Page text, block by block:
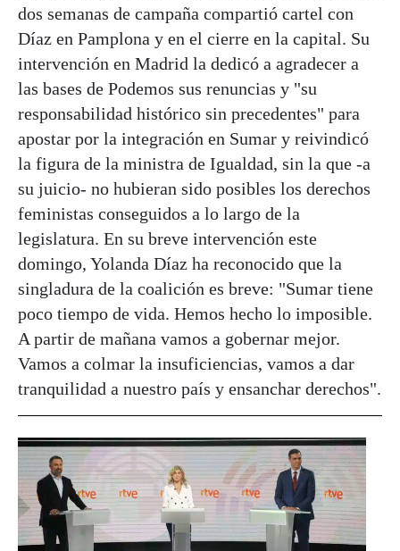
dos semanas de campaña compartió cartel con
Díaz en Pamplona y en el cierre en la capital. Su
intervención en Madrid la dedicó a agradecer a
las bases de Podemos sus renuncias y "su
responsabilidad histórico sin precedentes" para
apostar por la integración en Sumar y reivindicó
la figura de la ministra de Igualdad, sin la que -a
su juicio- no hubieran sido posibles los derechos
feministas conseguidos a lo largo de la
legislatura. En su breve intervención este
domingo, Yolanda Díaz ha reconocido que la
singladura de la coalición es breve: "Sumar tiene
poco tiempo de vida. Hemos hecho lo imposible.
A partir de mañana vamos a gobernar mejor.
Vamos a colmar la insuficiencias, vamos a dar
tranquilidad a nuestro país y ensanchar derechos".